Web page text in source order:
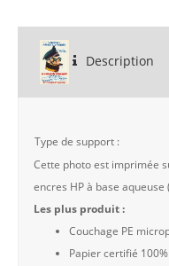
Description
Type de support :
Cette photo est imprimée
encres HP à base
Les plus produit :
Couchage PE
Papier certifié 100%